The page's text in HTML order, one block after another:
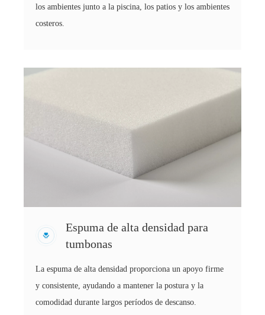
los ambientes junto a la piscina, los patios y los ambientes
costeros.
Espuma de alta densidad para
tumbonas
La espuma de alta densidad proporciona un apoyo firme
y consistente, ayudando a mantener la postura y la
comodidad durante largos períodos de descanso.